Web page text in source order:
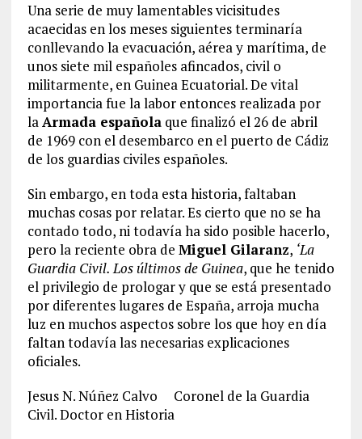
Una serie de muy lamentables vicisitudes
acaecidas en los meses siguientes terminaría
conllevando la evacuación, aérea y marítima, de
unos siete mil españoles afincados, civil o
militarmente, en Guinea Ecuatorial. De vital
importancia fue la labor entonces realizada por
laArmada españolaque finalizó el 26 de abril
de 1969 con el desembarco en el puerto de Cádiz
de los guardias civiles españoles.
Sin embargo, en toda esta historia, faltaban
muchas cosas por relatar. Es cierto que no se ha
contado todo, ni todavía ha sido posible hacerlo,
pero la reciente obra de Miguel Gilaranz, ‘La
Guardia Civil. Los últimos de Guinea, que he tenido
el privilegio de prologar y que se está presentado
por diferentes lugares de España, arroja mucha
luz en muchos aspectos sobre los que hoy en día
faltan todavía las necesarias explicaciones
oficiales.
Jesus N. Núñez Calvo Coronel de la Guardia
Civil. Doctor en Historia